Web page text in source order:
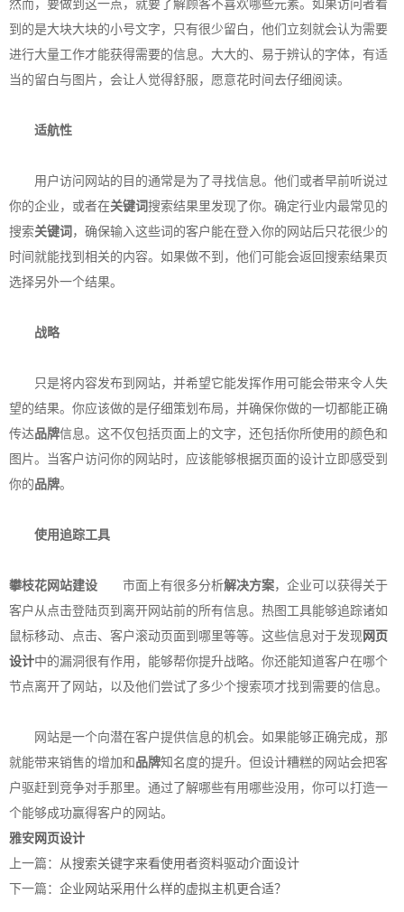
然而，要做到这一点，就要了解顾客不喜欢哪些元素。如果访问者看
到的是大块大块的小号文字，只有很少留白，他们立刻就会认为需要
进行大量工作才能获得需要的信息。大大的、易于辨认的字体，有适
当的留白与图片，会让人觉得舒服，愿意花时间去仔细阅读。
适航性
用户访问网站的目的通常是为了寻找信息。他们或者早前听说过
你的企业，或者在关键词搜索结果里发现了你。确定行业内最常见的
搜索关键词 ，确保输入这些词的客户能在登入你的网站后只花很少的
时间就能找到相关的内容。如果做不到，他们可能会返回搜索结果页
选择另外一个结果。
战略
只是将内容发布到网站，并希望它能发挥作用可能会带来令人失
望的结果。你应该做的是仔细策划布局，并确保你做的一切都能正确
传达品牌信息。这不仅包括页面上的文字，还包括你所使用的颜色和
图片。当客户访问你的网站时，应该能够根据页面的设计立即感受到
你的品牌。
使用追踪工具
攀枝花网站建设 市面上有很多分析解决方案，企业可以获得关于
客户从点击登陆页到离开网站前的所有信息。热图工具能够追踪诸如
鼠标移动、点击、客户滚动页面到哪里等等。这些信息对于发现 网页
设计中的漏洞很有作用，能够帮你提升战略。你还能知道客户在哪个
节点离开了网站，以及他们尝试了多少个搜索项才找到需要的信息。
网站是一个向潜在客户提供信息的机会。如果能够正确完成，那
就能带来销售的增加和 品牌知名度的提升。但设计糟糕的网站会把客
户驱赶到竞争对手那里。通过了解哪些有用哪些没用，你可以打造一
个能够成功赢得客户的网站。
雅安 网页设计
上一篇：
从搜索关键字来看使用者资料驱动介面设计
下一篇： 企业网站采用什么样的虚拟主机更合适？